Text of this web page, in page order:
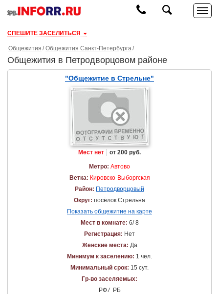
СПЕШИТЕ ЗАСЕЛИТЬСЯ
Общежития Общежития Санкт-Петербурга
Общежития в Петродворцовом районе
"Общежитие в Стрельне"
Мест нет от 200 руб.
Метро: Автово
Ветка: Кировско-Выборгская
Район: Петродворцовый
Округ: посёлок Стрельна
Показать общежитие на карте
Мест в комнате: 6/ 8
Регистрация: Нет
Женские места: Да
Минимум к заселению: 1 чел.
Минимальный срок: 15 сут.
Гр-во заселяемых:
РФ/ РБ